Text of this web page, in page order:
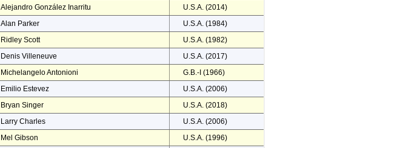
Alejandro González Inarritu
U.S.A. (2014)
Alan Parker
U.S.A. (1984)
Ridley Scott
U.S.A. (1982)
Denis Villeneuve
U.S.A. (2017)
Michelangelo Antonioni
G.B.-I (1966)
Emilio Estevez
U.S.A. (2006)
Bryan Singer
U.S.A. (2018)
Larry Charles
U.S.A. (2006)
Mel Gibson
U.S.A. (1996)